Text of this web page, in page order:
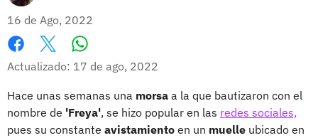
16 de Ago, 2022
Facebook
X
Actualizado: 17 de ago, 2022
Hace unas semanas una morsa a la que bautizaron con el
nombre de 'Freya', se hizo popular en las redes sociales,
pues su constante avistamiento en un muelle ubicado en